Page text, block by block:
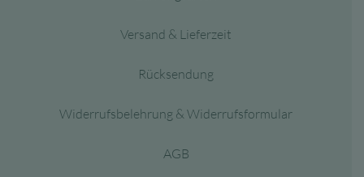
Versand & Lieferzeit
Rücksendung
Widerrufsbelehrung & Widerrufsformular
AGB